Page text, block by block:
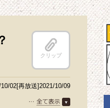
クリップ
02[再放送]2021/10/09